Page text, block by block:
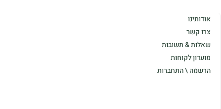
אודותינו
צרו קשר
שאלות & תשובות
מועדון לקוחות
הרשמה \ התחברות